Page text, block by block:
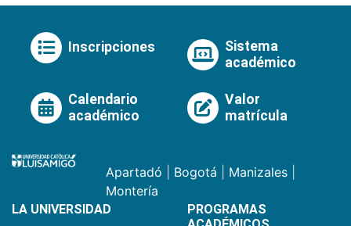
Inscripciones
Sistema
académico
Calendario
académico
Valor
matrícula
Apartadó Bogotá Manizales
Montería
LA UNIVERSIDAD
PROGRAMAS